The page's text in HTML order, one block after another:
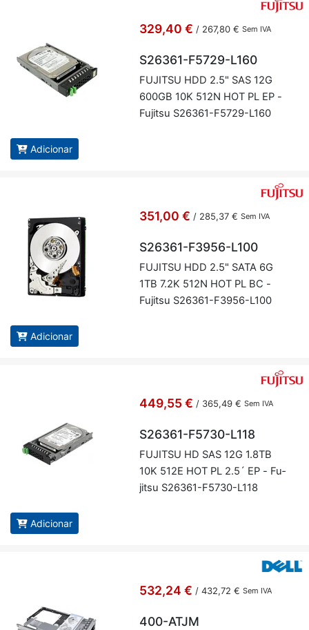
329,40 € / 267,80 € Sem IVA
S26361-F5729-L160
FU­JITSU HDD 2.5" SAS 12G
600GB 10K 512N HOT PL EP -
Fu­jitsu S26361-F5729-L160
Adicionar
351,00 € / 285,37 € Sem IVA
S26361-F3956-L100
FU­JITSU HDD 2.5" SATA 6G
1TB 7.2K 512N HOT PL BC -
Fu­jitsu S26361-F3956-L100
Adicionar
449,55 € / 365,49 € Sem IVA
S26361-F5730-L118
FU­JITSU HD SAS 12G 1.8TB
10K 512E HOT PL 2.5´ EP - Fu­
jitsu S26361-F5730-L118
Adicionar
532,24 € / 432,72 € Sem IVA
400-ATJM